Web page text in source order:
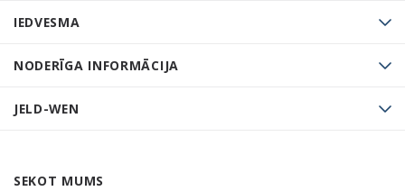
IEDVESMA
NODERĪGA INFORMĀCIJA
JELD-WEN
SEKOT MUMS